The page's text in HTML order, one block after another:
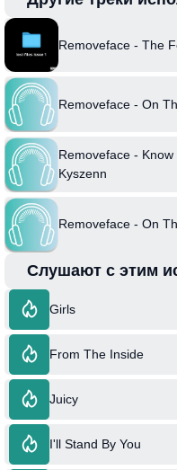
Removeface, известная
музыке, выпустила "The
альбома, который получил
фанатов.
Removeface - The
Removeface - On
Removeface -
Kyszenn
Removeface - On
Слушают с этим
Girls
From The Inside
Juicy
I'll Stand By You